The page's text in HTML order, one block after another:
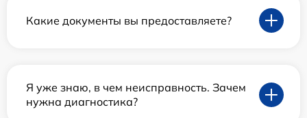
Какие документы вы предоставляете?
Я уже знаю, в чем неисправность. Зачем
нужна диагностика?